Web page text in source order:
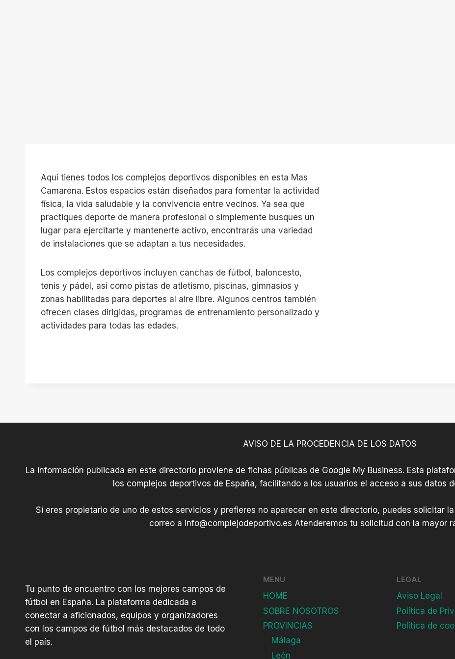
Aquí tienes todos los complejos deportivos disponibles en esta Mas
Camarena. Estos espacios están diseñados para fomentar la actividad
física, la vida saludable y la convivencia entre vecinos. Ya sea que
practiques deporte de manera profesional o simplemente busques un
lugar para ejercitarte y mantenerte activo, encontrarás una variedad
de instalaciones que se adaptan a tus necesidades.
Los complejos deportivos incluyen canchas de fútbol, baloncesto,
tenis y pádel, así como pistas de atletismo, piscinas, gimnasios y
zonas habilitadas para deportes al aire libre. Algunos centros también
ofrecen clases dirigidas, programas de entrenamiento personalizado y
actividades para todas las edades.
AVISO DE LA PROCEDENCIA DE LOS DATOS
La información publicada en este directorio proviene de fichas públicas de Google My Business. Esta
los complejos deportivos de España, facilitando a los usuarios el acceso a sus datos
Si eres propietario de uno de estos servicios y prefieres no aparecer en este directorio, puedes solicitar
correo a info@complejodeportivo.es Atenderemos tu solicitud con la mayor
Tu punto de encuentro con los mejores campos de
fútbol en España. La plataforma dedicada a
conectar a aficionados, equipos y organizadores
con los campos de fútbol más destacados de todo
el país.
MENU
HOME
SOBRE NOSOTROS
PROVINCIAS
Málaga
León
LEGAL
Aviso Legal
Política de
Política de